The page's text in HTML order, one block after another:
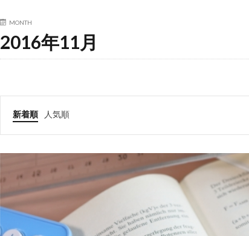
MONTH
2016年11月
新着順 人気順